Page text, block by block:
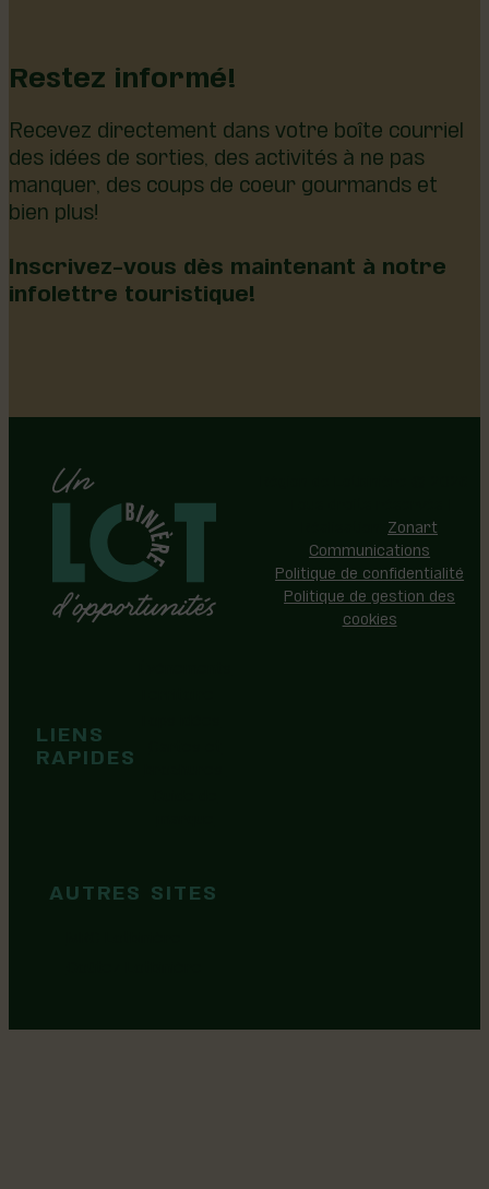
Restez informé!
Recevez directement dans votre boîte courriel
des idées de sorties, des activités à ne pas
manquer, des coups de coeur gourmands et
bien plus!
Inscrivez-vous dès maintenant à notre
infolettre touristique!
LIENS
RAPIDES
AUTRES SITES
Zonart
Communications
Politique de confidentialité
Politique de gestion des
cookies